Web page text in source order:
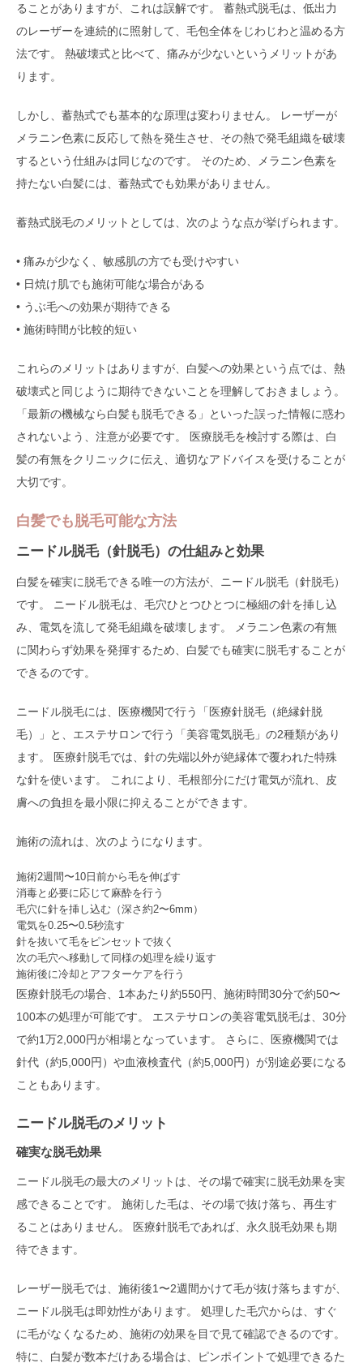
ることがありますが、これは誤解です。 蓄熱式脱毛は、低出力
のレーザーを連続的に照射して、毛包全体をじわじわと温める方
法です。 熱破壊式と比べて、痛みが少ないというメリットがあ
ります。
しかし、蓄熱式でも基本的な原理は変わりません。 レーザーが
メラニン色素に反応して熱を発生させ、その熱で発毛組織を破壊
するという仕組みは同じなのです。 そのため、メラニン色素を
持たない白髪には、蓄熱式でも効果がありません。
蓄熱式脱毛のメリットとしては、次のような点が挙げられます。
• 痛みが少なく、敏感肌の方でも受けやすい
• 日焼け肌でも施術可能な場合がある
• うぶ毛への効果が期待できる
• 施術時間が比較的短い
これらのメリットはありますが、白髪への効果という点では、熱
破壊式と同じように期待できないことを理解しておきましょう。
「最新の機械なら白髪も脱毛できる」といった誤った情報に惑わ
されないよう、注意が必要です。 医療脱毛を検討する際は、白
髪の有無をクリニックに伝え、適切なアドバイスを受けることが
大切です。
白髪でも脱毛可能な方法
ニードル脱毛（針脱毛）の仕組みと効果
白髪を確実に脱毛できる唯一の方法が、ニードル脱毛（針脱毛）
です。 ニードル脱毛は、毛穴ひとつひとつに極細の針を挿し込
み、電気を流して発毛組織を破壊します。 メラニン色素の有無
に関わらず効果を発揮するため、白髪でも確実に脱毛することが
できるのです。
ニードル脱毛には、医療機関で行う「医療針脱毛（絶縁針脱
毛）」と、エステサロンで行う「美容電気脱毛」の2種類があり
ます。 医療針脱毛では、針の先端以外が絶縁体で覆われた特殊
な針を使います。 これにより、毛根部分にだけ電気が流れ、皮
膚への負担を最小限に抑えることができます。
施術の流れは、次のようになります。
施術2週間〜10日前から毛を伸ばす
消毒と必要に応じて麻酔を行う
毛穴に針を挿し込む（深さ約2〜6mm）
電気を0.25〜0.5秒流す
針を抜いて毛をピンセットで抜く
次の毛穴へ移動して同様の処理を繰り返す
施術後に冷却とアフターケアを行う
医療針脱毛の場合、1本あたり約550円、施術時間30分で約50〜
100本の処理が可能です。 エステサロンの美容電気脱毛は、30分
で約1万2,000円が相場となっています。 さらに、医療機関では
針代（約5,000円）や血液検査代（約5,000円）が別途必要になる
こともあります。
ニードル脱毛のメリット
確実な脱毛効果
ニードル脱毛の最大のメリットは、その場で確実に脱毛効果を実
感できることです。 施術した毛は、その場で抜け落ち、再生す
ることはありません。 医療針脱毛であれば、永久脱毛効果も期
待できます。
レーザー脱毛では、施術後1〜2週間かけて毛が抜け落ちますが、
ニードル脱毛は即効性があります。 処理した毛穴からは、すぐ
に毛がなくなるため、施術の効果を目で見て確認できるのです。
特に、白髪が数本だけある場合は、ピンポイントで処理できるた